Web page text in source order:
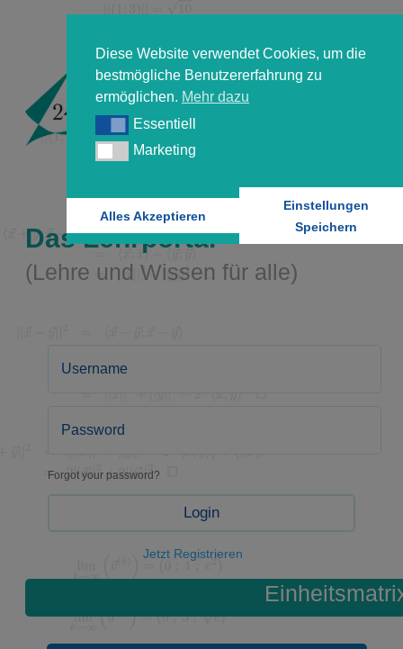
Diese Website verwendet Cookies, um die
bestmögliche Benutzererfahrung zu
ermöglichen. Mehr dazu
EssentiellEssentiell
MarketingMarketing
Alles Akzeptieren
Einstellungen
Speichern
Das Lehrportal
(Lehre und Wissen für alle)
Forgot your password?
Login
Jetzt Registrieren